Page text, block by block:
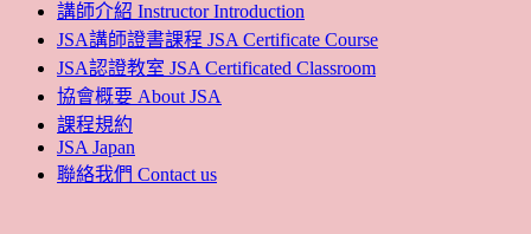
講師介紹 Instructor Introduction
JSA講師證書課程 JSA Certificate Course
JSA認證教室 JSA Certificated Classroom
協會概要 About JSA
課程規約
JSA Japan
聯絡我們 Contact us